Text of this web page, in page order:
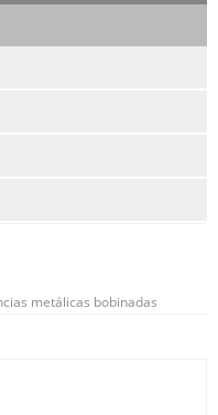
metálicas bobinadas